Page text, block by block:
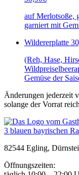
auf Merlotsoße,
garniert mit
Wildererplatte
(Reh, Hase,
Gemüse der
Änderungen jederzeit
solange der Vorrat
82544 Egling,
Öffnungszeiten: